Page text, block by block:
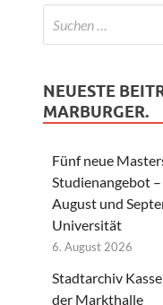
NEUESTE
MARBURGER.
Fünf neue
Studienangebot
August und
Universität
6. August 2026
Stadtarchiv
der Markthalle